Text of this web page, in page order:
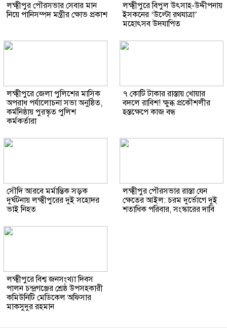
লক্ষ্মীপুর পৌরসভার সেবার মান
নিয়ে পানিসম্পদ মন্ত্রীর ক্ষোভ প্রকাশ
লক্ষ্মীপুরে বিপুল উৎসাহ-উদ্দীপনায়
ইসকনের ‘উল্টো রথযাত্রা’
মহোৎসব উদযাপিত
লক্ষ্মীপুরে জেলা পুলিশের মাসিক
অপরাধ পর্যালোচনা সভা অনুষ্ঠিত,
কর্মনিষ্ঠায় পুরস্কৃত পুলিশ
কর্মকর্তারা
৭ কোটি টাকার রাস্তায় খোয়ার
বদলে রাবিশ! ক্ষুব্ধ প্রকৌশলীর
হস্তক্ষেপে কাজ বন্ধ
সৌদি আরবে মর্মান্তিক সড়ক
দুর্ঘটনায় লক্ষ্মীপুরের দুই সহোদর
ভাই নিহত
লক্ষ্মীপুর পৌরসভার রাস্তা যেন
ক্ষেতের আইল: চরম দুর্ভোগে দুই
শতাধিক পরিবার, সংস্কারের দাবি
লক্ষ্মীপুরে বিশ্ব জনসংখ্যা দিবস
পালন চন্দ্রগঞ্জের শ্রেষ্ঠ উপসহকারী
কমিউনিটি মেডিকেল অফিসার
মাকসুদুর রহমান